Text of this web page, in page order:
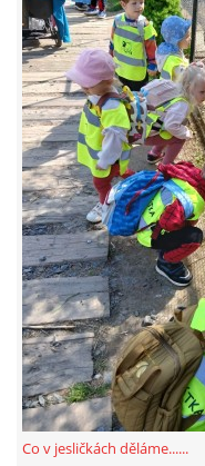
Co v jesličkách děláme......